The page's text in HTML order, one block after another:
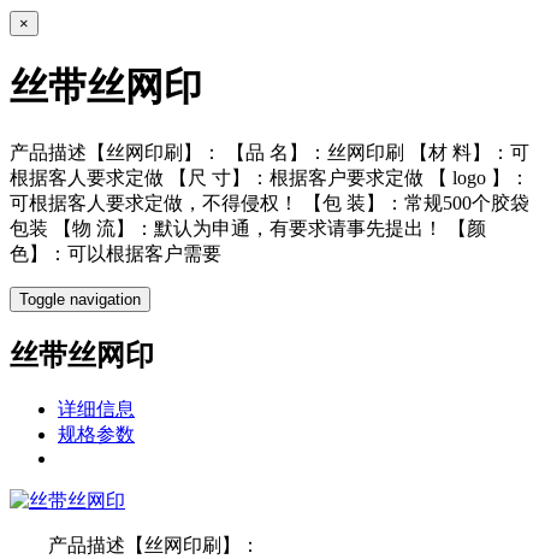
×
丝带丝网印
产品描述【丝网印刷】： 【品 名】：丝网印刷 【材 料】：可
根据客人要求定做 【尺 寸】：根据客户要求定做 【 logo 】：
可根据客人要求定做，不得侵权！ 【包 装】：常规500个胶袋
包装 【物 流】：默认为申通，有要求请事先提出！ 【颜
色】：可以根据客户需要
Toggle navigation
丝带丝网印
详细信息
规格参数
产品描述【丝网印刷】：